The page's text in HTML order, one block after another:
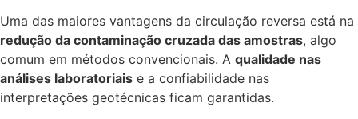
Uma das maiores vantagens da circulação reversa está na
redução da contaminação cruzada das amostras, algo
comum em métodos convencionais. A qualidade nas
análises laboratoriais e a confiabilidade nas
interpretações geotécnicas ficam garantidas.